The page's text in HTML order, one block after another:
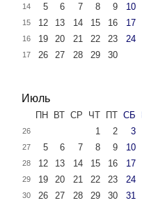
14 5 6 7 8 9 10
15 12 13 14 15 16 17
16 19 20 21 22 23 24
17 26 27 28 29 30
Июль
ПН ВТ СР ЧТ ПТ СБ
26 1 2 3
27 5 6 7 8 9 10
28 12 13 14 15 16 17
29 19 20 21 22 23 24
30 26 27 28 29 30 31